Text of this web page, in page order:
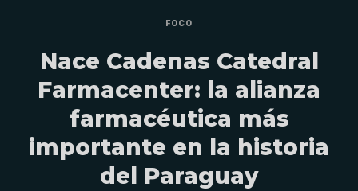
FOCO
Nace Cadenas Catedral
Farmacenter: la alianza
farmacéutica más
importante en la historia
del Paraguay